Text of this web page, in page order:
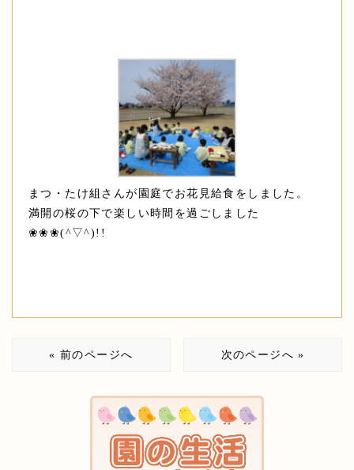
まつ・たけ組さんが園庭でお花見給食をしました。
満開の桜の下で楽しい時間を過ごしました
❀❀❀(^▽^)!!
« 前のページへ 次のページへ »